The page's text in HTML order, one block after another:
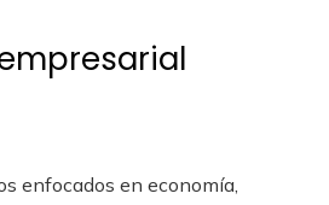
enfocados en economía,